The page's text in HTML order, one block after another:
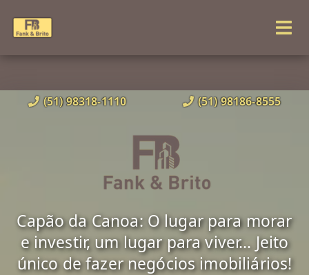
(51) 98318-1110 (51) 98186-8555
Capão da Canoa: O lugar para morar
e investir, um lugar para viver... Jeito
único de fazer negócios imobiliários!